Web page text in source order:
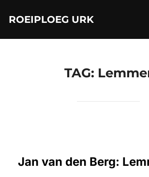
naarROEIPLOEG URK
TAG:
Jan van den Berg: